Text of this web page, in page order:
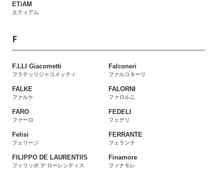
ETiAM
エティアム
F
F.LLI Giacometti
フラテッリジャコメッティ
Falconeri
ファルコネーリ
FALKE
ファルケ
FALORNI
ファロルニ
FARO
ファーロ
FEDELI
フェデリ
Felisi
フェリージ
FERRANTE
フェランテ
FILIPPO DE LAURENTIIS
フィリッポ デ ローレンティス
Finamore
フィナモレ